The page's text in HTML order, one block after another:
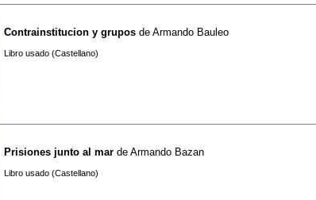
Contrainstitucion y grupos de Armando Bauleo
Libro usado (Castellano)
Prisiones junto al mar de Armando Bazan
Libro usado (Castellano)